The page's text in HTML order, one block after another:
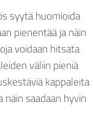
syytä huomioida
pienentää ja näin
voidaan hitsata
väliin pieniä
kappaleita
saadaan hyvin